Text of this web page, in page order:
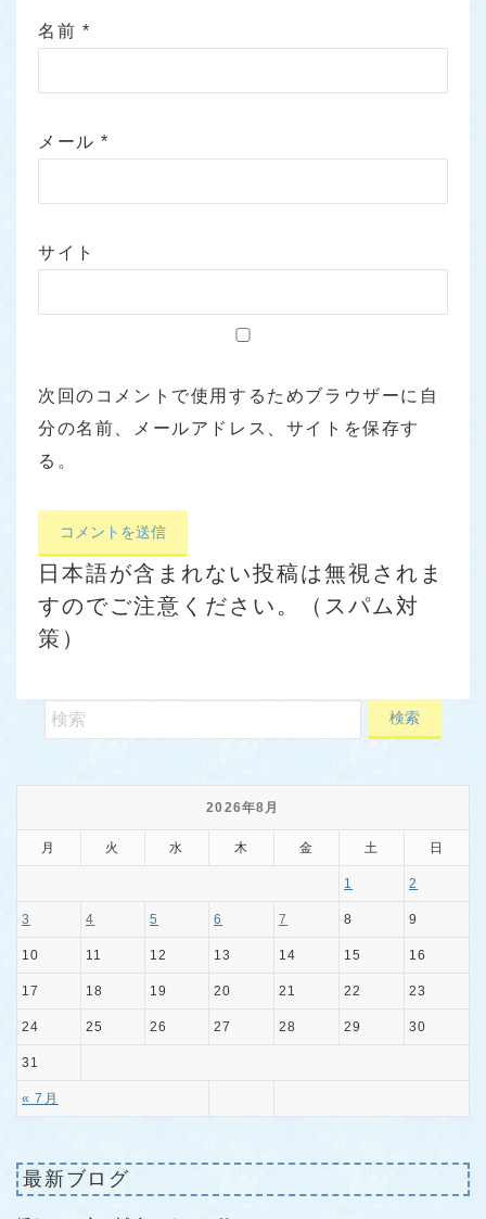
名前 *
メール*
サイト
次回のコメントで使用するためブラウザーに自
分の名前、メールアドレス、サイトを保存す
る。
日本語が含まれない投稿は無視されま
すのでご注意ください。（スパム対
策）
2026年8月
月 火 水 木 金 土 日
« 7月
1 2
3 4 5 6 7 8 9
10 11 12 13 14 15 16
17 18 19 20 21 22 23
24 25 26 27 28 29 30
31
最新ブログ